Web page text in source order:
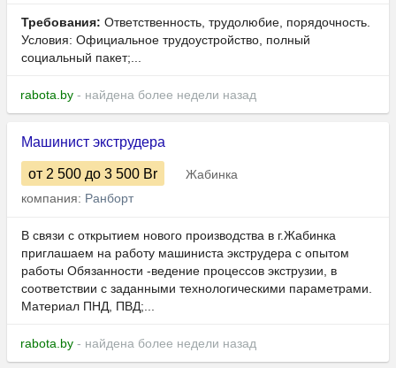
Требования: Ответственность, трудолюбие, порядочность.
Условия: Официальное трудоустройство, полный
социальный пакет;...
rabota.by - найдена более недели назад
Машинист экструдера
от 2 500 до 3 500 Br
Жабинка
компания: Ранборт
В связи с открытием нового производства в г.Жабинка
приглашаем на работу машиниста экструдера с опытом
работы Обязанности -ведение процессов экструзии, в
соответствии с заданными технологическими параметрами.
Материал ПНД, ПВД;...
rabota.by - найдена более недели назад